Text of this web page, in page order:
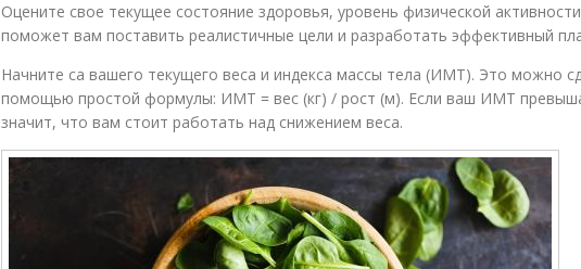
Оцените свое текущее состояние здоровья, уровень физической
поможет вам поставить реалистичные цели и разработать эффективный
Начните са вашего текущего веса и индекса массы тела (ИМТ). Это можно
помощью простой формулы: ИМТ = вес (кг) / рост (м). Если ваш ИМТ
значит, что вам стоит работать над снижением веса.